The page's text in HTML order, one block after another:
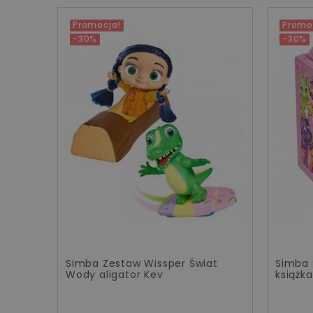
Promocja!
-30%
Simba Zestaw Wissper Świat
Wody aligator Kev
-30%
Simba
książka